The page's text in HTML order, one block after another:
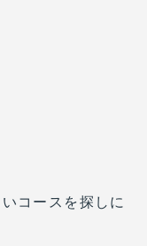
コースを探しに